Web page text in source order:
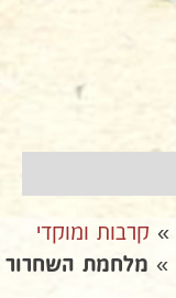
» קרבות ומוקדי
» מלחמת השחרור